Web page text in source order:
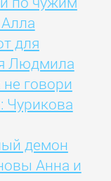
для
Людмила
говори
Чурикова
демон
Анна и